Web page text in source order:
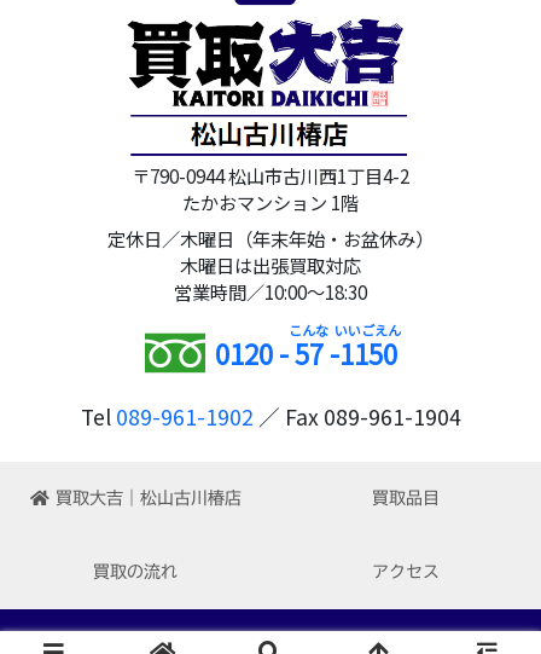
〒790-0944 松山市古川西1丁目4-2
たかおマンション 1階
定休日／木曜日（年末年始・お盆休み）
木曜日は出張買取対応
営業時間／10:00～18:30
0120 -57-1150
Tel 089-961-1902 ／ Fax 089-961-1904
買取大吉｜松山古川椿店 買取品目
買取の流れ アクセス
Copyright © 2022-2026 買取大吉 松山古川椿店 All Rights Reserved.